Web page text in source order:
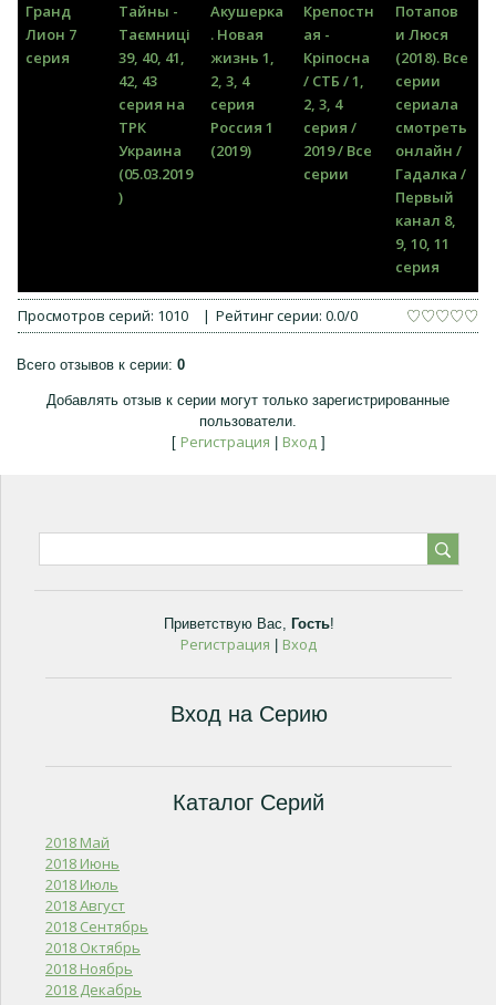
Гранд
Лион 7
серия
Тайны -
Таємниці
39, 40, 41,
42, 43
серия на
ТРК
Украина
(05.03.2019
)
Акушерка
. Новая
жизнь 1,
2, 3, 4
серия
Россия 1
(2019)
Крепостн
ая -
Кріпосна
/ СТБ / 1,
2, 3, 4
серия /
2019 / Все
серии
Потапов
и Люся
(2018). Все
серии
сериала
смотреть
онлайн /
Гадалка /
Первый
канал 8,
9, 10, 11
серия
Просмотров серий: 1010 | Рейтинг серии: 0.0/0
Всего отзывов к серии: 0
Добавлять отзыв к серии могут только зарегистрированные
пользователи.
[ Регистрация Вход]
Приветствую Вас, Гость!
Регистрация Вход
Вход на Серию
Каталог Серий
2018 Май
2018 Июнь
2018 Июль
2018 Август
2018 Сентябрь
2018 Октябрь
2018 Ноябрь
2018 Декабрь